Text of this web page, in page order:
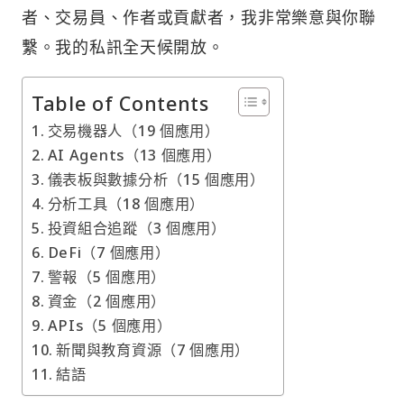
者、交易員、作者或貢獻者，我非常樂意與你聯
繫。我的私訊全天候開放。
Table of Contents
交易機器人（19 個應用）
AI Agents（13 個應用）
儀表板與數據分析（15 個應用）
分析工具（18 個應用）
投資組合追蹤（3 個應用）
DeFi（7 個應用）
警報（5 個應用）
資金（2 個應用）
APIs（5 個應用）
新聞與教育資源（7 個應用）
結語